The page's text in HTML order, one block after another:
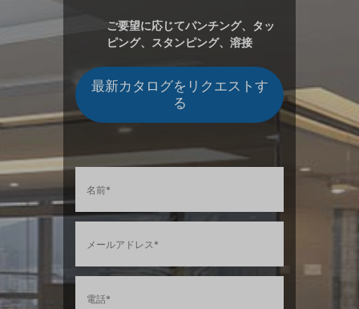
ご要望に応じてパンチング、タッ
ピング、スタンピング、溶接
最新カタログをリクエストす
る